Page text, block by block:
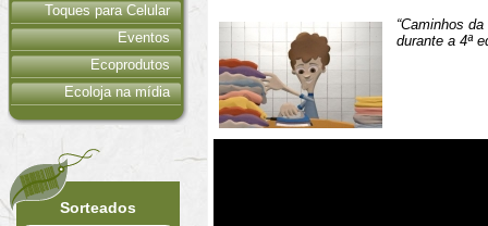
Toques para Celular
Eventos
Ecoprodutos
Ecoloja na mídia
Sorteados
“Caminhos
durante a 4ª